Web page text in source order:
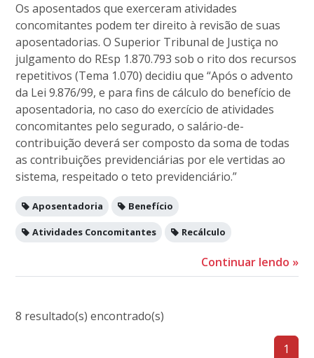
Os aposentados que exerceram atividades
concomitantes podem ter direito à revisão de suas
aposentadorias. O Superior Tribunal de Justiça no
julgamento do REsp 1.870.793 sob o rito dos recursos
repetitivos (Tema 1.070) decidiu que “Após o advento
da Lei 9.876/99, e para fins de cálculo do benefício de
aposentadoria, no caso do exercício de atividades
concomitantes pelo segurado, o salário-de-
contribuição deverá ser composto da soma de todas
as contribuições previdenciárias por ele vertidas ao
sistema, respeitado o teto previdenciário.”
Aposentadoria Benefício
Atividades Concomitantes Recálculo
Continuar lendo »
8 resultado(s) encontrado(s)
1